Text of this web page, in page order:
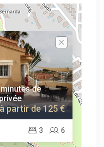
de
6
3
à partir de 125 €